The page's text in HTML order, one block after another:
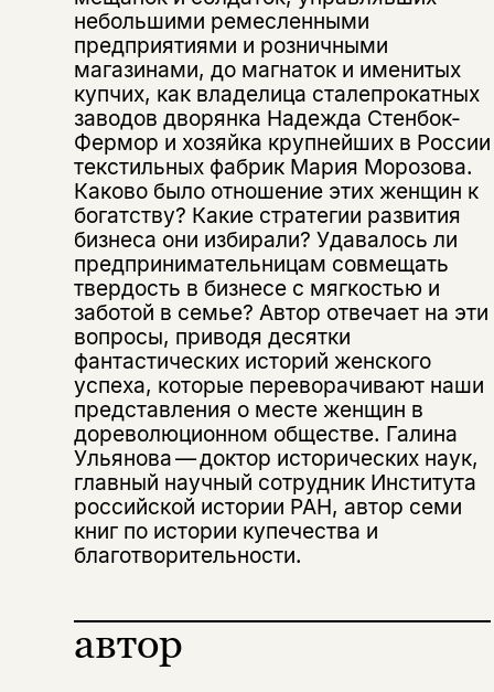
небольшими ремесленными
предприятиями и розничными
магазинами, до магнаток и именитых
купчих, как владелица сталепрокатных
заводов дворянка Надежда Стенбок-
Фермор и хозяйка крупнейших в России
текстильных фабрик Мария Морозова.
Каково было отношение этих женщин к
богатству? Какие стратегии развития
бизнеса они избирали? Удавалось ли
предпринимательницам совмещать
твердость в бизнесе с мягкостью и
заботой в семье? Автор отвечает на эти
вопросы, приводя десятки
фантастических историй женского
успеха, которые переворачивают наши
представления о месте женщин в
дореволюционном обществе. Галина
Ульянова — доктор исторических наук,
главный научный сотрудник Института
российской истории РАН, автор семи
книг по истории купечества и
благотворительности.
автор
Подписка на рассылку
Раз в неделю мы отправляем рассылку
За подписку дарим промокод на
скидку 15%
Этой книги временно
нет в продаже.
Вы можете подписаться на
электронный адрес.
Эта книга
не предназначена для